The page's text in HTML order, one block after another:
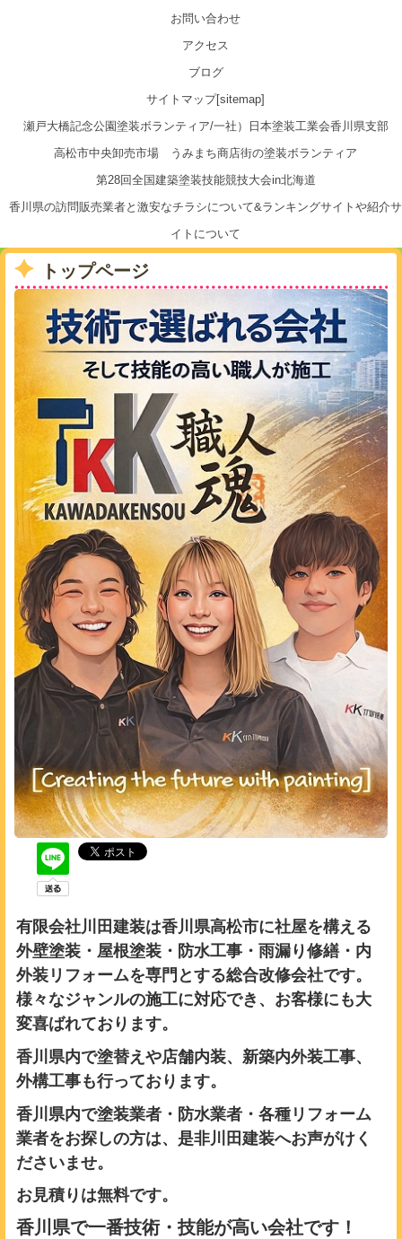
お問い合わせ
アクセス
ブログ
サイトマップ[sitemap]
瀬戸大橋記念公園塗装ボランティア/一社）日本塗装工業会香川県支部
高松市中央卸売市場 うみまち商店街の塗装ボランティア
第28回全国建築塗装技能競技大会in北海道
香川県の訪問販売業者と激安なチラシについて&ランキングサイトや紹介サ
イトについて
トップページ
有限会社川田建装は香川県高松市に社屋を構える
外壁塗装・屋根塗装・防水工事・雨漏り修繕・内
外装リフォームを専門とする総合改修会社です。
様々なジャンルの施工に対応でき、お客様にも大
変喜ばれております。
香川県内で塗替えや店舗内装、新築内外装工事、
外構工事も行っております。
香川県内で塗装業者・防水業者・各種リフォーム
業者をお探しの方は、是非川田建装へお声がけく
ださいませ。
お見積りは無料です。
香川県で一番技術・技能が高い会社です！